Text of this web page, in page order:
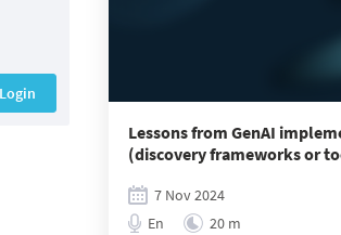
Login
Lessons from GenAI
(discovery frameworks or
7 Nov 2024
En
20 m